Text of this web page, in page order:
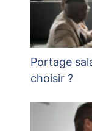
Portage
choisir ?